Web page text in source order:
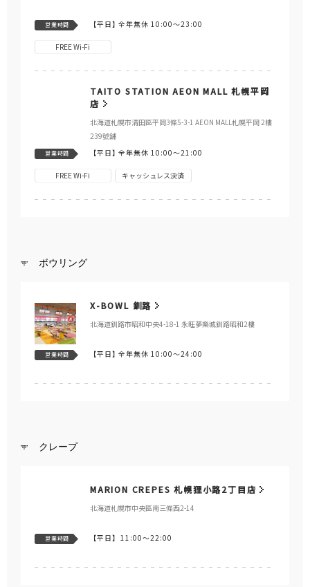
営業時間 【平日】全年無休 10:00～23:00
FREE Wi-Fi
TAITO STATION AEON MALL 札幌平岡
店
北海道札幌市清田區平岡3條5-3-1 AEON MALL札幌平岡 2樓
239號舖
営業時間 【平日】全年無休 10:00～21:00
FREE Wi-Fi キャッシュレス決済
ボウリング
X-BOWL 釧路
北海道釧路市昭和中央4-18-1 永旺夢樂城釧路昭和2樓
営業時間 【平日】全年無休 10:00～24:00
クレープ
MARION CREPES 札幌狸小路2丁目店
北海道札幌市中央區南三條西2-14
営業時間 【平日】 11:00～22:00